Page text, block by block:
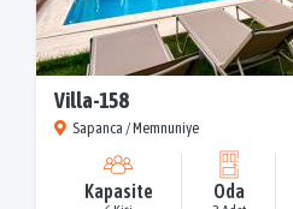
Villa-158
Sapanca / Memnuniye
Kapasite Oda